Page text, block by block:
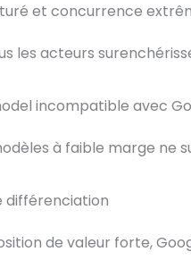
et concurrence
les acteurs
incompatible avec
à faible marge ne
différenciation
de valeur forte,